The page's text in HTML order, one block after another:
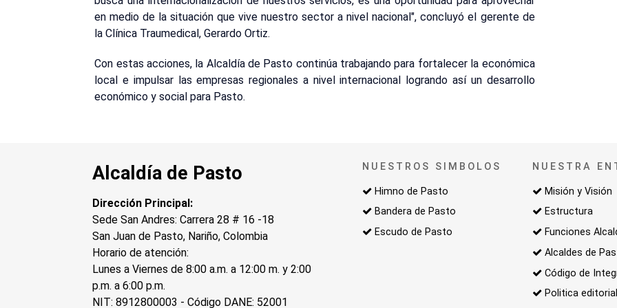
en medio de la situación que vive nuestro sector a nivel nacional", concluyó el gerente de
la Clínica Traumedical, Gerardo Ortiz.
Con estas acciones, la Alcaldía de Pasto continúa trabajando para fortalecer la económica
local e impulsar las empresas regionales a nivel internacional logrando así un desarrollo
económico y social para Pasto.
Alcaldía de Pasto
Dirección Principal:
Sede San Andres: Carrera 28 # 16 -18
San Juan de Pasto, Nariño, Colombia
Horario de atención:
Lunes a Viernes de 8:00 a.m. a 12:00 m. y 2:00
p.m. a 6:00 p.m.
NIT: 8912800003 - Código DANE: 52001
NUESTROS SIMBOLOS
Himno de Pasto
Bandera de Pasto
Escudo de Pasto
NUESTRA
Misión y Visión
Estructura
Funciones
Alcaldes de
Código de
Politica editorial